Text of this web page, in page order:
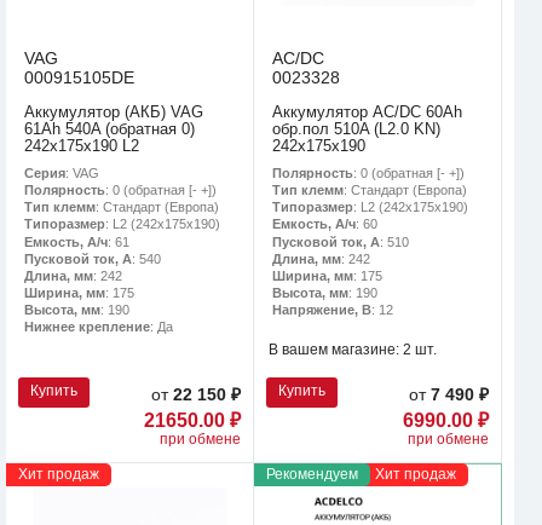
VAG
000915105DE
Аккумулятор (АКБ) VAG
61Ah 540A (обратная 0)
242x175x190 L2
Серия: VAG
Полярность: 0 (обратная [- +])
Тип клемм: Стандарт (Европа)
Типоразмер: L2 (242х175х190)
Емкость, А/ч: 61
Пусковой ток, А: 540
Длина, мм: 242
Ширина, мм: 175
Высота, мм: 190
Нижнее крепление: Да
Купить от22 150 ₽
21650.00 ₽
при обмене
AC/DC
0023328
Аккумулятор AC/DC 60Ah
обр.пол 510A (L2.0 KN)
242х175х190
Полярность: 0 (обратная [- +])
Тип клемм: Стандарт (Европа)
Типоразмер: L2 (242х175х190)
Емкость, А/ч: 60
Пусковой ток, А: 510
Длина, мм: 242
Ширина, мм: 175
Высота, мм: 190
Напряжение, В: 12
В вашем магазине: 2 шт.
Купить от7 490 ₽
6990.00 ₽
при обмене
Хит продаж Рекомендуем Хит продаж